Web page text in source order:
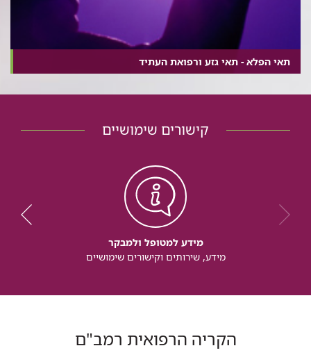
תאי הפלא - תאי גזע ורפואת העתיד
קישורים שימושיים
מידע למטופל ולמבקר
מידע, שירותים וקישורים שימושיים
הקריה הרפואית רמב"ם